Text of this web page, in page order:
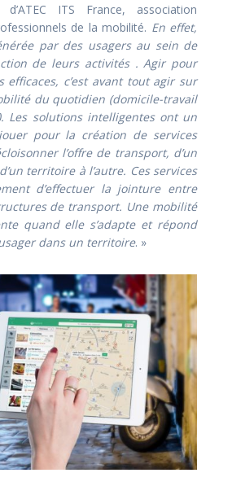
d’ATEC ITS France, association
de la mobilité. En effet,
par des usagers au sein de
de leurs activités . Agir pour
efficaces, c’est avant tout agir sur
du quotidien (domicile-travail
Les solutions intelligentes ont un
pour la création de services
l’offre de transport, d’un
territoire à l’autre. Ces services
d’effectuer la jointure entre
de transport. Une mobilité
quand elle s’adapte et répond
dans un territoire. »